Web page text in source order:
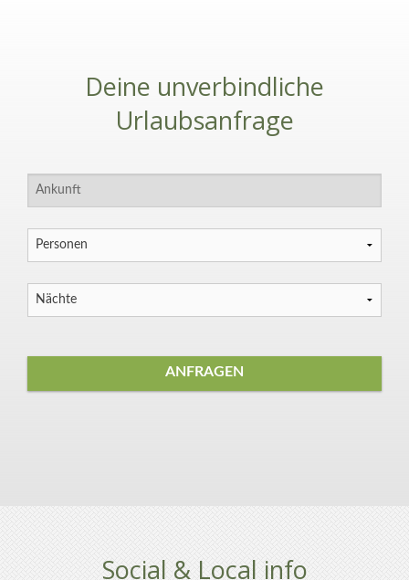
Deine unverbindliche
Urlaubsanfrage
ANFRAGEN
Social & Local info